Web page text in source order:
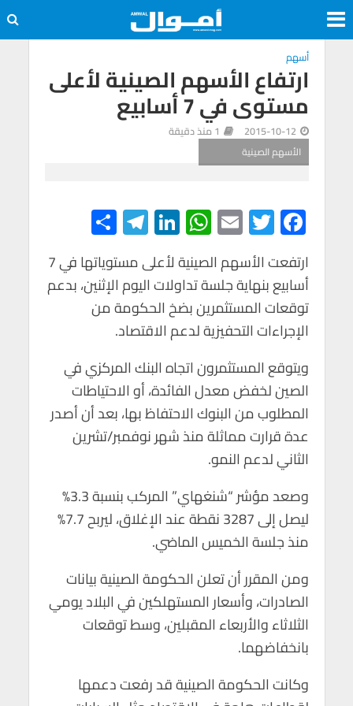
أسهم
ارتفاع الأسهم الصينية لأعلى
مستوى في 7 أسابيع
2015-10-12
1 منذ دقيقة
الأسهم الصينية
F
ac
e
b
o
o
k
T
wi
tt
er
E
m
ail
W
h
at
s
A
p
p
Li
n
ke
dI
n
Te
le
gr
a
m
h
ar
e
ارتفعت الأسهم الصينية لأعلى مستوياتها في 7
أسابيع بنهاية جلسة تداولات اليوم الإثنين، بدعم
توقعات المستثمرين بضخ الحكومة من
الإجراءات التحفيزية لدعم الاقتصاد.
ويتوقع المستثمرون اتجاه البنك المركزي في
الصين لخفض معدل الفائدة، أو الاحتياطات
المطلوب من البنوك الاحتفاظ بها، بعد أن أصدر
عدة قرارت مماثلة منذ شهر نوفمبر/تشرين
الثاني لدعم النمو.
وصعد مؤشر “شنغهاي” المركب بنسبة 3.3%
ليصل إلى 3287 نقطة عند الإغلاق، ليربح 7.7%
منذ جلسة الخميس الماضي.
ومن المقرر أن تعلن الحكومة الصينية بيانات
الصادرات، وأسعار المستهلكين في البلاد يومي
الثلاثاء والأربعاء المقبلين، وسط توقعات
بانخفاضهما.
وكانت الحكومة الصينية قد رفعت دعمها